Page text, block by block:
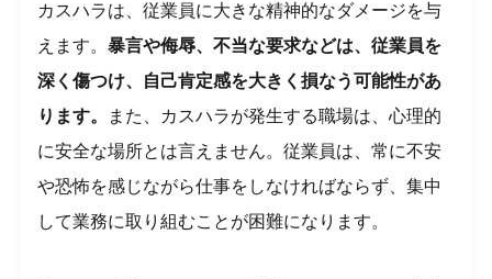
カスハラは、従業員に大きな精神的なダメージを与
えます。暴言や侮辱、不当な要求などは、従業員を
深く傷つけ、自己肯定感を大きく損なう可能性があ
ります。
また、カスハラが発生する職場は、心理的
に安全な場所とは言えません。従業員は、常に不安
や恐怖を感じながら仕事をしなければならず、集中
して業務に取り組むことが困難になります。